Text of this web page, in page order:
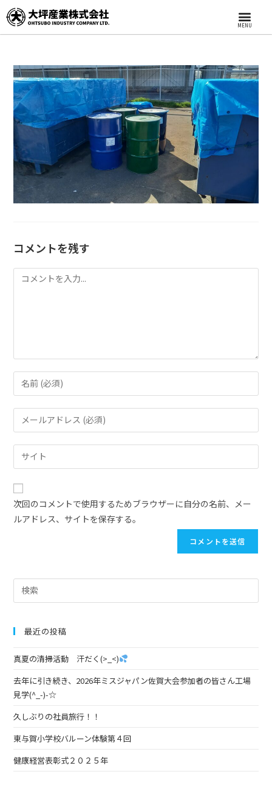
MENU
コメントを残す
次回のコメントで使用するためブラウザーに自分の名前、メー
ルアドレス、サイトを保存する。
最近の投稿
真夏の清掃活動 汗だく(>_<)
去年に引き続き、2026年ミスジャパン佐賀大会参加者の皆さん工場
見学(^_-)-☆
久しぶりの社員旅行！！
東与賀小学校バルーン体験第４回
健康経営表彰式２０２５年